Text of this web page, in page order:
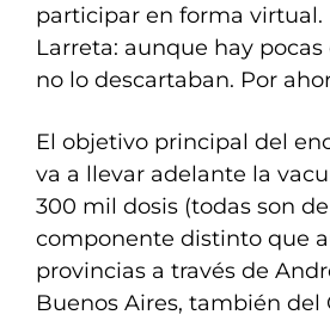
participar en forma virtual.
Larreta: aunque hay
no lo descartaban. Por
El objetivo principal del
va a llevar adelante la
300 mil dosis (todas son
componente distinto que
provincias a través de
Buenos Aires, también